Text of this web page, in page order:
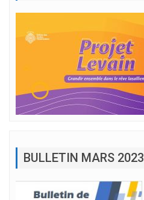
BULLETIN MARS 2023